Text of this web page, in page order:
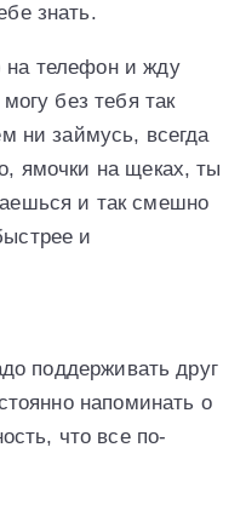
знать.
телефон и жду
без тебя так
ни займусь, всегда
ямочки на щеках, ты
и так смешно
и
поддерживать друг
напоминать о
что все по-